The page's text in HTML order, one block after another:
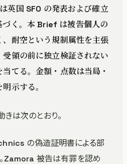
英国 SFO の発表および確立
づく。本 Brief は被告個人の
耐空という規制属性を主張
領の前に独立検証されない
てる。金額・点数は当局・
示する。
は次のとおり。
の偽造証明書による部
Zamora 被告は有罪を認め